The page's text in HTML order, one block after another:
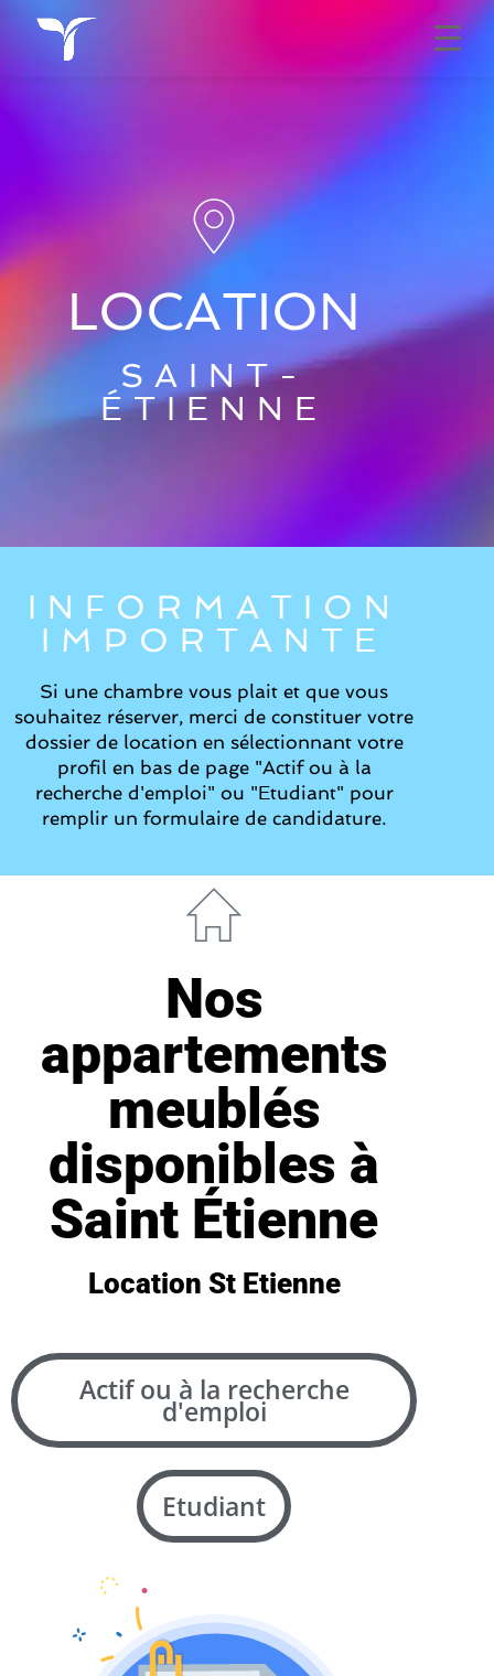
LOCATION
SAINT-
ÉTIENNE
INFORMATION
IMPORTANTE
Si une chambre vous plait et que vous
souhaitez réserver, merci de constituer votre
dossier de location en sélectionnant votre
profil en bas de page "Actif ou à la
recherche d'emploi" ou "Etudiant" pour
remplir un formulaire de candidature.
Nos
appartements
meublés
disponibles à
Saint Étienne
Location St Etienne
Actif ou à la recherche
d'emploi
Etudiant